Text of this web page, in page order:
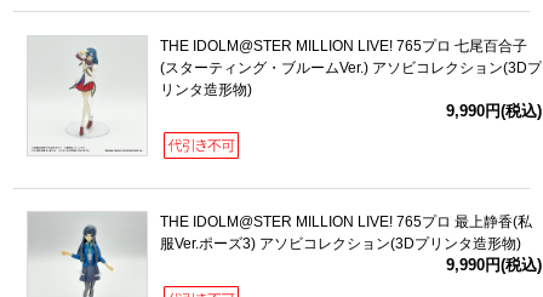
THE IDOLM@STER MILLION LIVE! 765プロ 七尾百合子
(スターティング・ブルームVer.) アソビコレクション(3Dプ
リンタ造形物)
9,990円(税込)
THE IDOLM@STER MILLION LIVE! 765プロ 最上静香(私
服Ver.ポーズ3) アソビコレクション(3Dプリンタ造形物)
9,990円(税込)